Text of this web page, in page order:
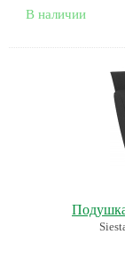
В наличии